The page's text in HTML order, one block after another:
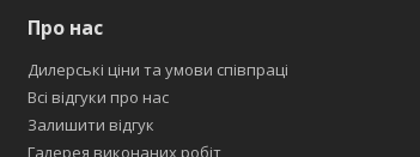
Про нас
Дилерські ціни та умови співпраці
Всі відгуки про нас
Залишити відгук
Галерея виконаних робіт